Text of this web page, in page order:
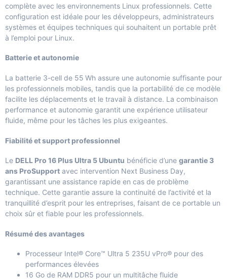
complète avec les environnements Linux professionnels. Cette
configuration est idéale pour les développeurs, administrateurs
systèmes et équipes techniques qui souhaitent un portable prêt
à l’emploi pour Linux.
Batterie et autonomie
La batterie 3-cell de 55 Wh assure une autonomie suffisante pour
les professionnels mobiles, tandis que la portabilité de ce modèle
facilite les déplacements et le travail à distance. La combinaison
performance et autonomie garantit une expérience utilisateur
fluide, même pour les tâches les plus exigeantes.
Fiabilité et support professionnel
Le DELL Pro 16 Plus Ultra 5 Ubuntu bénéficie d’une garantie 3
ans ProSupport avec intervention Next Business Day,
garantissant une assistance rapide en cas de problème
technique. Cette garantie assure la continuité de l’activité et la
tranquillité d’esprit pour les entreprises, faisant de ce portable un
choix sûr et fiable pour les professionnels.
Résumé des avantages
Processeur Intel® Core™ Ultra 5 235U vPro® pour des
performances élevées
16 Go de RAM DDR5 pour un multitâche fluide